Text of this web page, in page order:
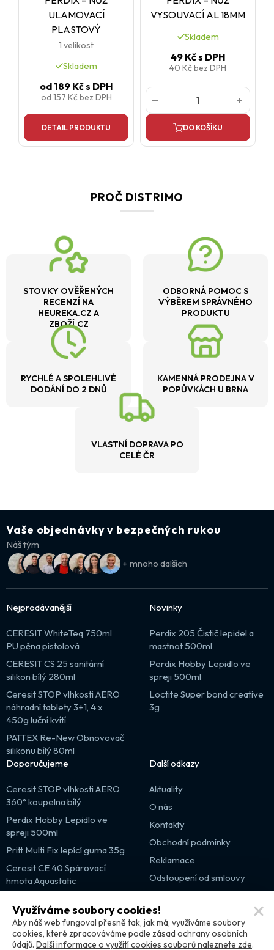
ULAMOVACÍ
PLASTOVÝ
1 velikost
Skladem
od189 Kčs DPH
od 157 Kčbez DPH
DETAIL PRODUKTU
VYSOUVACÍ AL 18MM
Skladem
49 Kčs DPH
40 Kčbez DPH
DO KOŠÍKU
PROČ DISTRIMO
STOVKY OVĚŘENÝCH
RECENZÍ NA
HEUREKA.CZ A
ZBOŽÍ.CZ
ODBORNÁ POMOC S
VÝBĚREM SPRÁVNÉHO
PRODUKTU
RYCHLÉ A SPOLEHLIVÉ
DODÁNÍ DO 2 DNŮ
KAMENNÁ PRODEJNA V
POPŮVKÁCH U BRNA
VLASTNÍ DOPRAVA PO
CELÉ ČR
Vaše objednávky v bezpečných rukou
Náš tým
+ mnoho dalších
Nejprodávanější
CERESIT WhiteTeq 750ml
PU pěna pistolová
CERESIT CS 25 sanitární
silikon bílý 280ml
Ceresit STOP vlhkosti AERO
náhradní tablety 3+1, 4 x
450g luční kvítí
PATTEX Re-New Obnovovač
silikonu bílý 80ml
Novinky
Perdix 205 Čistič lepidel a
mastnot 500ml
Perdix Hobby Lepidlo ve
spreji 500ml
Loctite Super bond creative
3g
Doporučujeme
Ceresit STOP vlhkosti AERO
360° koupelna bílý
Perdix Hobby Lepidlo ve
spreji 500ml
Pritt Multi Fix lepící guma 35g
Ceresit CE 40 Spárovací
hmota Aquastatic
Další odkazy
Aktuality
O nás
Kontakty
Obchodní podmínky
Reklamace
Odstoupení od smlouvy
Výprodej
Partnerské weby
Využíváme soubory cookies!
Aby náš web fungoval přesně tak, jak má, využíváme soubory
cookies, které zpracováváme podle zásad ochrany osobních
údajů. Další informace o využití cookies souborů naleznete zde.